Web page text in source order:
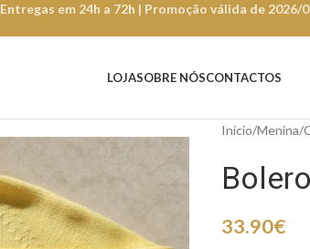
Entregas em 24h a 72h | Promoção válida de 2026/
LOJASOBRE NÓSCONTACTOS
Início Menina
33.90€